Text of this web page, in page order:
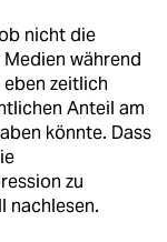
nicht die
während
zeitlich
Anteil am
könnte. Dass
zu
nachlesen.